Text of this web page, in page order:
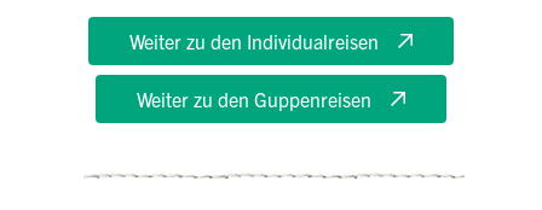
Weiter zu den Individualreisen
Weiter zu den Guppenreisen